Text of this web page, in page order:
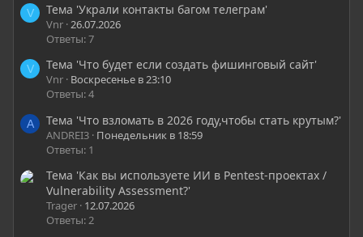
V Тема 'Украли контакты багом телеграм'
Vnr 26.07.2026
Ответы: 7
V Тема 'Что будет если создать фишинговый сайт'
Vnr Воскресенье в 23:10
Ответы: 4
A Тема 'Что взломать в 2026 году,чтобы стать крутым?'
ANDREI3 Понедельник в 18:59
Ответы: 1
Тема 'Как вы используете ИИ в Pentest-проектах /
Vulnerability Assessment?'
Trager 12.07.2026
Ответы: 2